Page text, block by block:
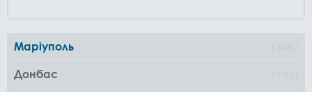
Маріуполь
Донбас